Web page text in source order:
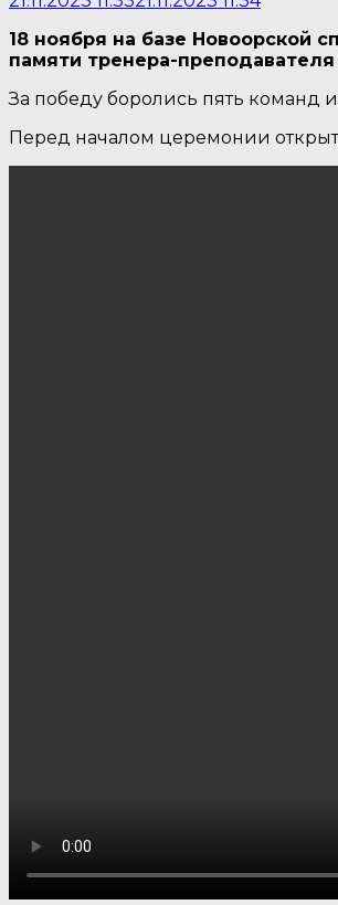
18 ноября на базе Новоорской
памяти тренера-
За победу боролись пять команд
Перед началом церемонии